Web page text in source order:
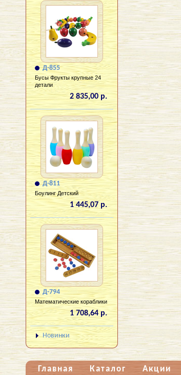
Д-855
Бусы Фрукты крупные 24
детали
2 835,00 р.
Д-811
Боулинг Детский
1 445,07 р.
Д-794
Математические кораблики
1 708,64 р.
Новинки
Главная Каталог Акции